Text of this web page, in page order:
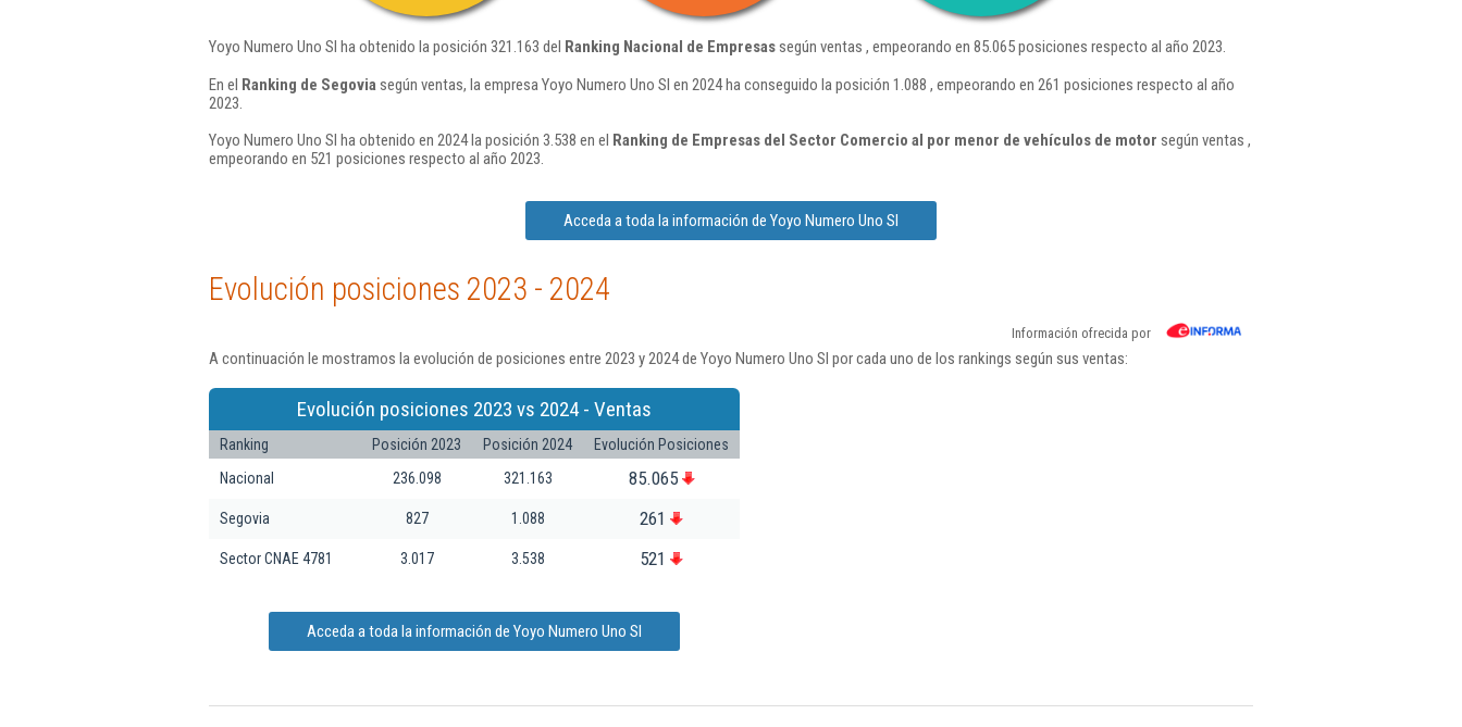
Yoyo Numero Uno Sl ha obtenido la posición 321.163 del Ranking Nacional de Empresassegún ventas , empeorando en 85.065 posiciones respecto al año 2023.
En el Ranking de Segovia según ventas, la empresa Yoyo Numero Uno Sl en 2024 ha conseguido la posición 1.088 , empeorando en 261 posiciones respecto al año
2023.
Yoyo Numero Uno Sl ha obtenido en 2024 la posición 3.538 en el Ranking de Empresas del Sector Comercio al por menor de vehículos de motor según ventas ,
empeorando en 521 posiciones respecto al año 2023.
Acceda a toda la información de Yoyo Numero Uno Sl
Evolución posiciones 2023 - 2024
Información ofrecida por
A continuación le mostramos la evolución de posiciones entre 2023 y 2024 de Yoyo Numero Uno Sl por cada uno de los rankings según sus ventas:
Evolución posiciones 2023 vs 2024 - Ventas
Ranking Posición 2023 Posición 2024
Evolución Posiciones
Nacional
236.098 321.163 85.065
Segovia 827 1.088 261
Sector CNAE 4781 3.017 3.538 521
Acceda a toda la información de Yoyo Numero Uno Sl